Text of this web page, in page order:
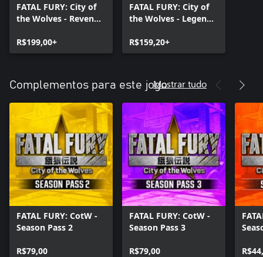
FATAL FURY: City of
the Wolves - Revenge
R$199,00+
FATAL FURY: City of
the Wolves - Legend
R$159,20+
Complementos para este jogoMostrar tudo
FATAL FURY: CotW -
Season Pass 2
R$79,00
FATAL FURY: CotW -
Season Pass 3
R$79,00